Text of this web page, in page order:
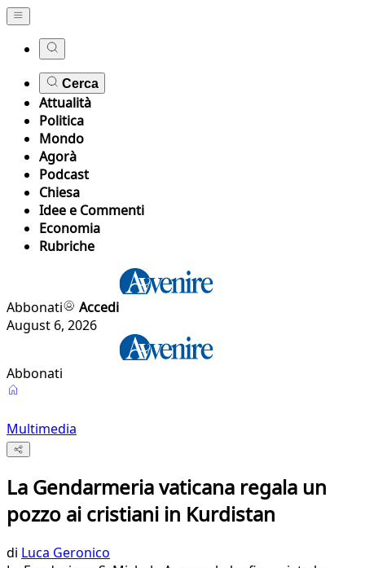
Cerca
Attualità
Politica
Mondo
Agorà
Podcast
Chiesa
Idee e Commenti
Economia
Rubriche
Abbonati
Accedi
August 6, 2026
Abbonati
Multimedia
La Gendarmeria vaticana regala un
pozzo ai cristiani in Kurdistan
di Luca Geronico